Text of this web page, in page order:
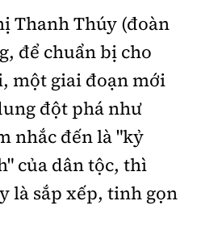
Thanh Thúy (đoàn
để chuẩn bị cho
một giai đoạn mới
đột phá như
nhắc đến là "kỷ
của dân tộc, thì
là sắp xếp, tinh gọn